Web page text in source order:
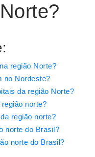
região Norte?
no Nordeste?
da região Norte?
norte?
região norte?
norte do Brasil?
norte do Brasil?